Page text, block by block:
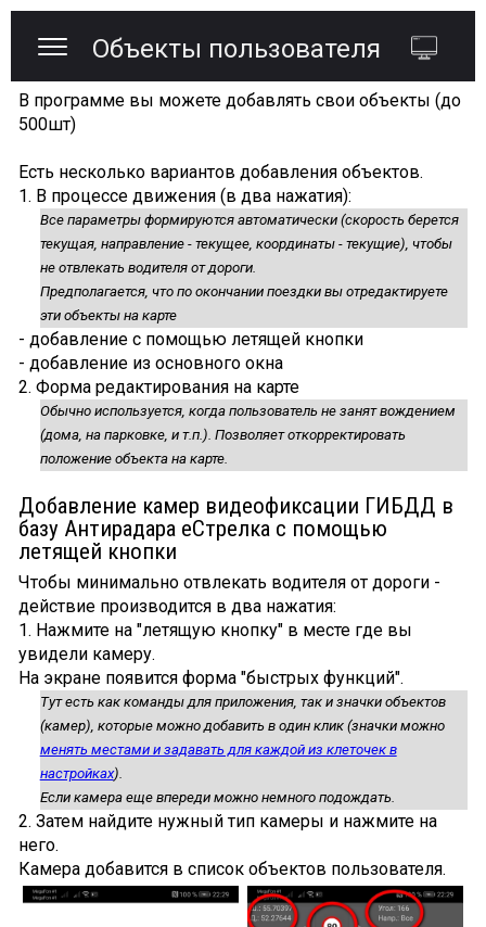
Объекты пользователя
В программе вы можете добавлять свои объекты (до
500шт)
Есть несколько вариантов добавления объектов.
1. В процессе движения (в два нажатия):
Все параметры формируются автоматически (скорость берется
текущая, направление - текущее, координаты - текущие), чтобы
не отвлекать водителя от дороги.
Предполагается, что по окончании поездки вы отредактируете
эти объекты на карте
- добавление с помощью летящей кнопки
- добавление из основного окна
2. Форма редактирования на карте
Обычно используется, когда пользователь не занят вождением
(дома, на парковке, и т.п.). Позволяет откорректировать
положение объекта на карте.
Добавление камер видеофиксации ГИБДД в
базу Антирадара еСтрелка с помощью
летящей кнопки
Чтобы минимально отвлекать водителя от дороги -
действие производится в два нажатия:
1. Нажмите на "летящую кнопку" в месте где вы
увидели камеру.
На экране появится форма "быстрых функций".
Тут есть как команды для приложения, так и значки объектов
(камер), которые можно добавить в один клик (значки можно
менять местами и задавать для каждой из клеточек в
настройках).
Если камера еще впереди можно немного подождать.
2. Затем найдите нужный тип камеры и нажмите на
него.
Камера добавится в список объектов пользователя.